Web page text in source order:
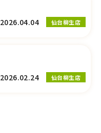
2026.04.04
仙台柳生店
2026.02.24
仙台柳生店